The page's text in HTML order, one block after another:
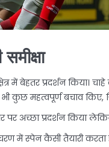
में बेहतर प्रदर्शन किया।
कुछ महत्वपूर्ण बचाव
पर अच्छा प्रदर्शन
में स्पेन कैसी तैयारी